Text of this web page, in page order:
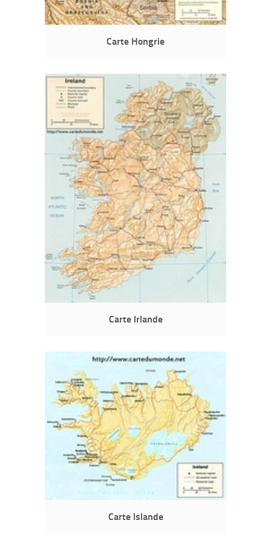
Carte Hongrie
Carte Irlande
Carte Islande